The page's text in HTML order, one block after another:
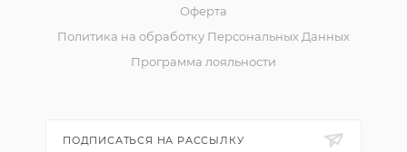
Оферта
Политика на обработку Персональных Данных
Программа лояльности
ПОДПИСАТЬСЯ НА РАССЫЛКУ